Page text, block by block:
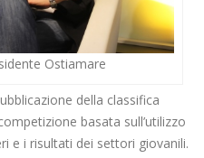
Ostiamare
della classifica
basata sull’utilizzo
e i risultati dei settori giovanili.